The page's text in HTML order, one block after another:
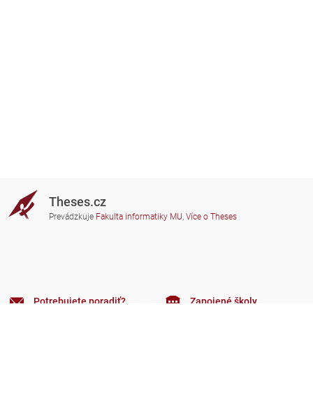
Theses.cz
Prevádzkuje Fakulta informatiky MU, Více o Theses
Potrebujete poradiť? Zapojené školy